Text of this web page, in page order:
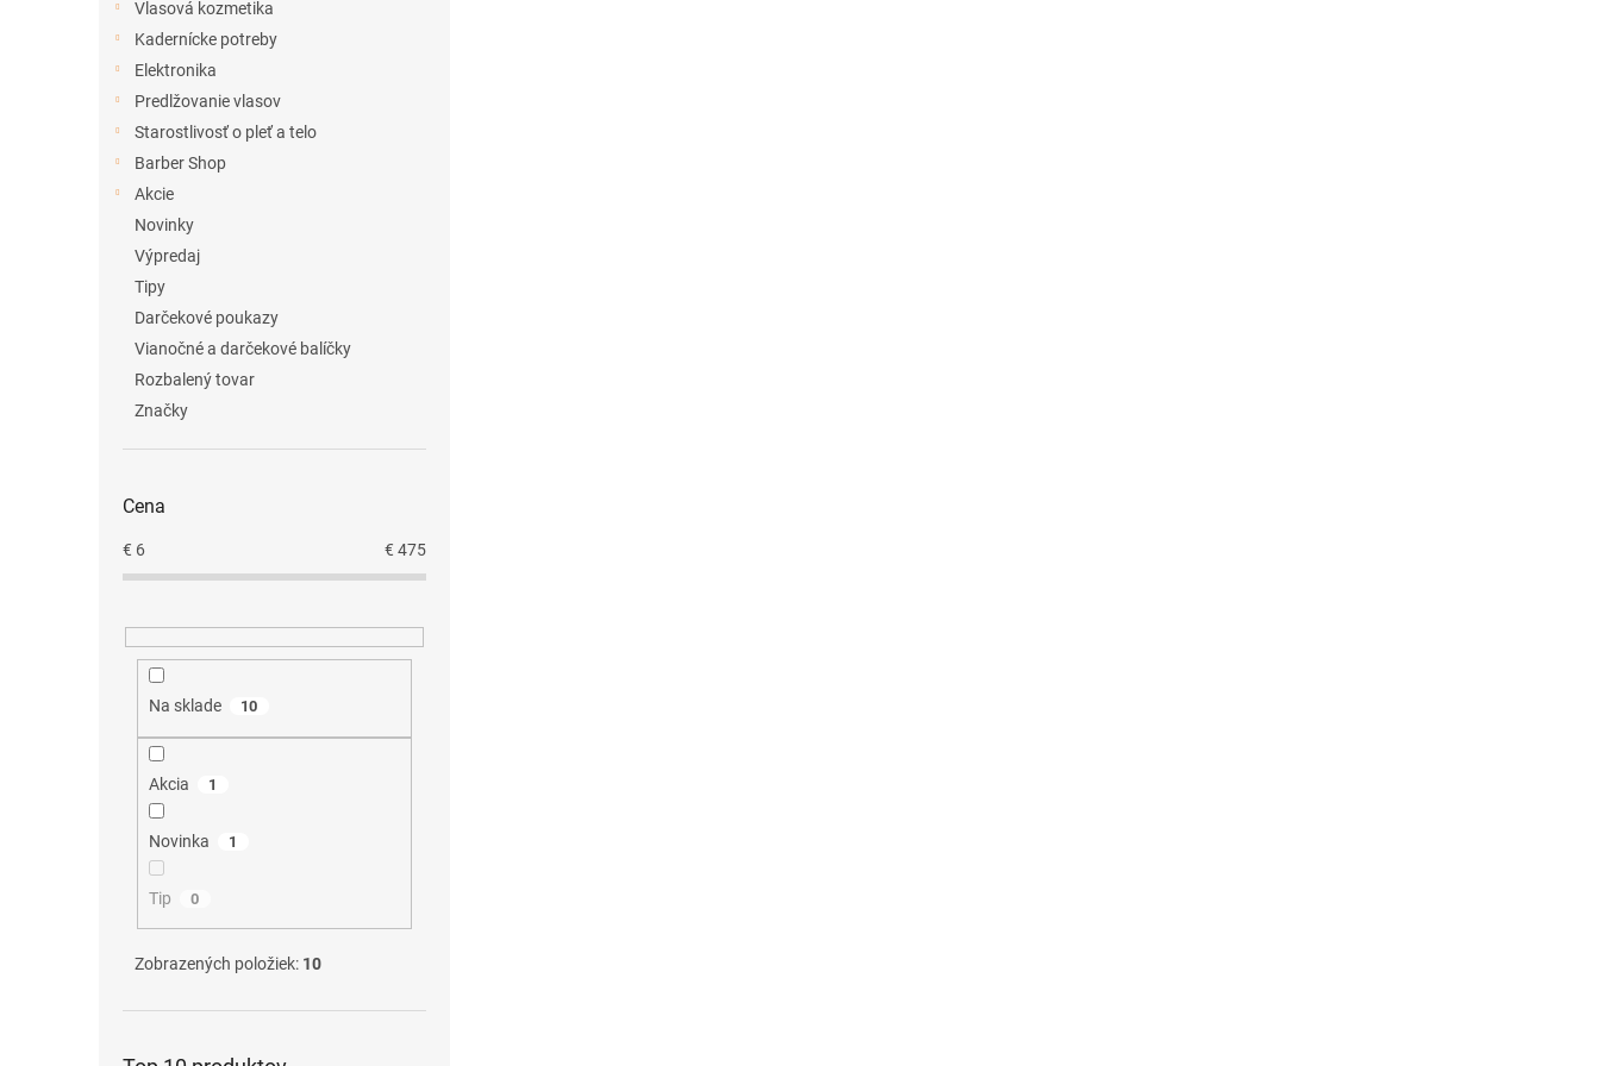
Vlasová kozmetika
Kadernícke potreby
Elektronika
Predlžovanie vlasov
Starostlivosť o pleť a telo
Barber Shop
Akcie
Novinky
Výpredaj
Tipy
Darčekové poukazy
Vianočné a darčekové balíčky
Rozbalený tovar
Značky
Cena
€ 6 € 475
Na sklade 10
Akcia 1
Novinka 1
Tip 0
Zobrazených položiek: 10